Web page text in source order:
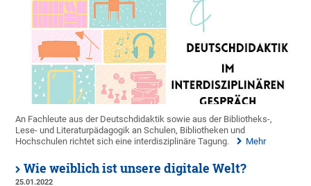
An Fachleute aus der Deutschdidaktik sowie aus der Bibliotheks-,
Lese- und Literaturpädagogik an Schulen, Bibliotheken und
Hochschulen richtet sich eine interdisziplinäre Tagung.
Mehr
Wie weiblich ist unsere digitale Welt?
25.01.2022